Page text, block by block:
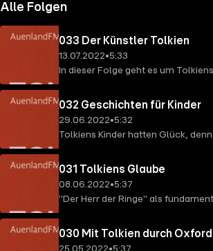
Alle Folgen
033 Der Künstler Tolkien
13.07.2022•5:33
In dieser Folge geht es um
032 Geschichten für Kinder
29.06.2022•5:32
Tolkiens Kinder hatten Glück,
031 Tolkiens Glaube
08.06.2022•5:37
"Der Herr der Ringe" als
030 Mit Tolkien durch Oxford
25.05.2022•5:37